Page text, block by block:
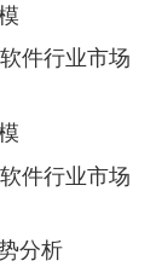
件行业市场
件行业市场
分析